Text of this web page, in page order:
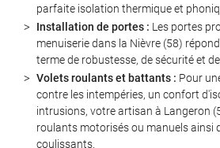
parfaite isolation thermique et
Installation de portes : Les portes
menuiserie dans la Nièvre (58)
terme de robustesse, de sécurité et de
Volets roulants et battants : Pour
contre les intempéries, un confort
intrusions, votre artisan à Langeron
roulants motorisés ou manuels ainsi
coulissants.